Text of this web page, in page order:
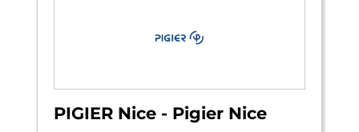
PIGIER Nice - Pigier Nice